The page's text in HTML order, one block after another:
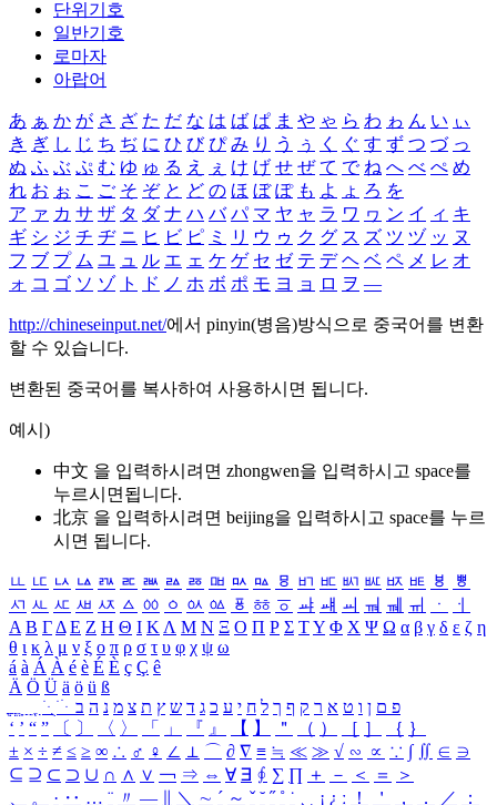
단위기호
일반기호
로마자
아랍어
あ ぁ か が さ ざ た だ な は ば ぱ ま や ゃ ら わ ゎ ん い ぃ
き ぎ し じ ち ぢ に ひ び ぴ み り う ぅ く ぐ す ず つ づ っ
ぬ ふ ぶ ぷ む ゆ ゅ る え ぇ け げ せ ぜ て で ね へ べ ぺ め
れ お ぉ こ ご そ ぞ と ど の ほ ぼ ぽ も よ ょ ろ を
ア ァ カ サ ザ タ ダ ナ ハ バ パ マ ヤ ャ ラ ワ ヮ ン イ ィ キ
ギ シ ジ チ ヂ ニ ヒ ビ ピ ミ リ ウ ゥ ク グ ス ズ ツ ヅ ッ ヌ
フ ブ プ ム ユ ュ ル エ ェ ケ ゲ セ ゼ テ デ ヘ ベ ペ メ レ オ
ォ コ ゴ ソ ゾ ト ド ノ ホ ボ ポ モ ヨ ョ ロ ヲ ―
http://chineseinput.net/에서 pinyin(병음)방식으로 중국어를 변환
할 수 있습니다.
변환된 중국어를 복사하여 사용하시면 됩니다.
예시)
中文 을 입력하시려면 zhongwen을 입력하시고 space를
누르시면됩니다.
北京 을 입력하시려면 beijing을 입력하시고 space를 누르
시면 됩니다.
ㅥ ㅦ ㅧ ㅨ ㅩ ㅪ ㅫ ㅬ ㅭ ㅮ ㅯ ㅰ ㅱ ㅲ ㅳ ㅴ ㅵ ㅶ ㅷ ㅸ
ㅹ
ㅺ ㅻ ㅼ ㅽ ㅾ ㅿ ㆀ ㆁ ㆂ ㆃ ㆄ ㆅ ㆆ ㆇ ㆈ ㆉ ㆊ ㆋ ㆌ ㆍ
ㆎ
Α Β ΓΔ Ε Ζ Η Θ Ι ΚΛ Μ Ν Ξ Ο Π Ρ Σ ΤΥ Φ Χ Ψ Ω α β γ δ ε ζ η
θ ι κ λ μ ν ξ ο π ρ σ τ υ φ χ ψ ω
á à Á À é è É È ç Ç ê
Ä Ö Ü ä ö ü ß
ִֶֹ ֻּ ׁׂ פ ם ן ו ט א ר ק ף ך ל ח י ע כ ג ד ש ץ ת צ מ נ ה ב
‘ ’ “ ” 〔 〕 〈 〉 「 」 『 』 【 】 ＂ （ ） ［ ］ ｛ ｝
± × ÷ ≠ ≤ ≥ ∞ ∴ ♂ ♀ ∠ ⊥ ⌒ ∂ ∇ ≡ ≒ ≪ ≫ √ ∽ ∝ ∵ ∫ ∬ ∈ ∋
⊆ ⊇ ⊂ ⊃ ∪ ∩ ∧ ∨ ￢ ⇒ ⇔ ∀ ∃ ∮ ∑ ∏ ＋ － ＜ ＝
＞
、
。 · ‥ … ¨ 〃 ― ＼ ∼ ´ ～ ˇ ˘ ˝ ˚ ˙ ¸ ¡ ¿ ː ！ ＇ ， ． ／
：